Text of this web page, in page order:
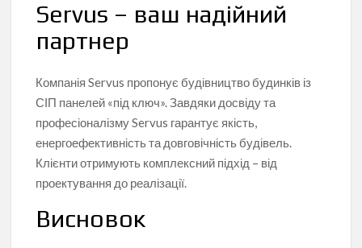
Servus – ваш надійний
партнер
Компанія Servus пропонує будівництво будинків із
СІП панелей «під ключ». Завдяки досвіду та
професіоналізму Servus гарантує якість,
енергоефективність та довговічність будівель.
Клієнти отримують комплексний підхід – від
проектування до реалізації.
Висновок